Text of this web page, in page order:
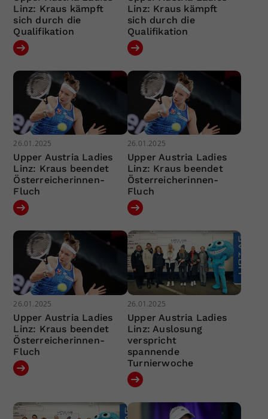
Linz: Kraus kämpft
sich durch die
Qualifikation
Linz: Kraus kämpft
sich durch die
Qualifikation
26.01.2025
Upper Austria Ladies
Linz: Kraus beendet
Österreicherinnen-
Fluch
26.01.2025
Upper Austria Ladies
Linz: Kraus beendet
Österreicherinnen-
Fluch
26.01.2025
Upper Austria Ladies
Linz: Kraus beendet
Österreicherinnen-
Fluch
26.01.2025
Upper Austria Ladies
Linz: Auslosung
verspricht
spannende
Turnierwoche